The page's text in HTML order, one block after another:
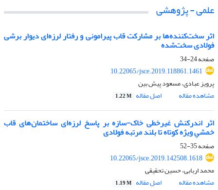
علمی - پژوهشی
اثر سخت‌کننده‌ها بر مشارکت قاب پیرامونی و رفتار لرزه‌ای دیوار برشی
فولادی سخت‌شده
صفحه24-34
10.22065/jsce.2019.118861.1461
پرویز عبادی، مسعود پیش بین
مشاهده مقاله
اصل مقاله 1.22 M
اثر اندرکنش غیرخطی خاک-سازه بر پاسخ لرزه‌ای ساختمان‌های قاب
خمشیِ ویژه‌‌ کوتاه تا بلند مرتبه فولادی
صفحه35-52
10.22065/jsce.2019.142508.1618
محمد اربابی، حسین تحقیقی
مشاهده مقاله
اصل مقاله 1.19 M